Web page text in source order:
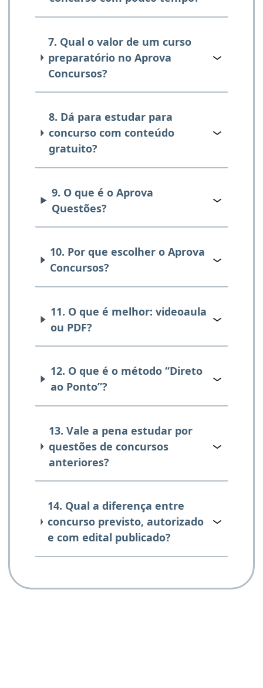
7. Qual o valor de um curso
preparatório no Aprova
Concursos?
8. Dá para estudar para
concurso com conteúdo
gratuito?
9. O que é o Aprova
Questões?
10. Por que escolher o Aprova
Concursos?
11. O que é melhor: videoaula
ou PDF?
12. O que é o método “Direto
ao Ponto”?
13. Vale a pena estudar por
questões de concursos
anteriores?
14. Qual a diferença entre
concurso previsto, autorizado
e com edital publicado?